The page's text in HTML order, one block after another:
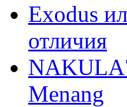
Exodus
отличия
Menang